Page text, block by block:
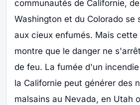
communautés de Californie,
Washington et du Colorado se
aux cieux enfumés. Mais cette
montre que le danger ne
de feu. La fumée d'un
la Californie peut générer des
malsains au Nevada, en Utah